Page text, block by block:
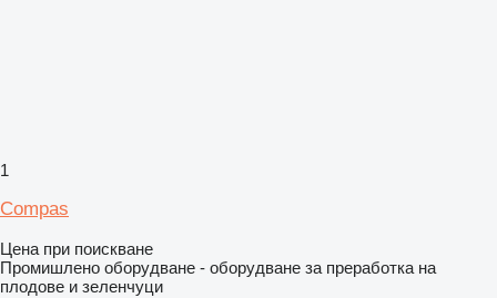
1
Compas
Цена при поискване
Промишлено оборудване - оборудване за преработка на
плодове и зеленчуци